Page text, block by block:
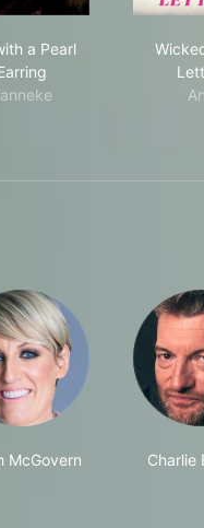
a Pearl
McGovern Charlie